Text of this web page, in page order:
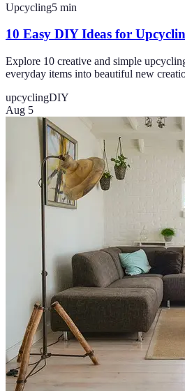
Upcycling5 min
10 Easy DIY Ideas for
Explore 10 creative and simple
everyday items into beautiful new
upcyclingDIY
Aug 5